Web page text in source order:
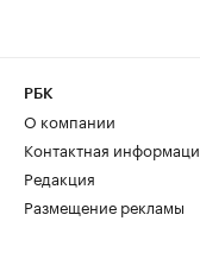
РБК
О компании
Контактная
Редакция
Размещение рекламы